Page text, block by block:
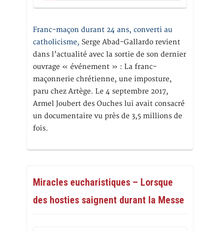
Franc-maçon durant 24 ans, converti au
catholicisme, Serge Abad-Gallardo revient
dans l’actualité avec la sortie de son dernier
ouvrage « événement » : La franc-
maçonnerie chrétienne, une imposture,
paru chez Artège. Le 4 septembre 2017,
Armel Joubert des Ouches lui avait consacré
un documentaire vu près de 3,5 millions de
fois.
Miracles eucharistiques – Lorsque
des hosties saignent durant la Messe